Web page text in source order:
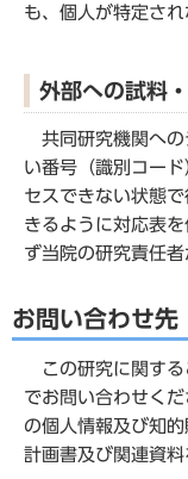
も、個人が特定され
外部への試料
共同研究機関への
い番号（識別コー
セスできない状態
きるように対応表
ず当院の研究責任者
お問い合わせ先
この研究に関する
でお問い合わせく
の個人情報及び知
計画書及び関連資料